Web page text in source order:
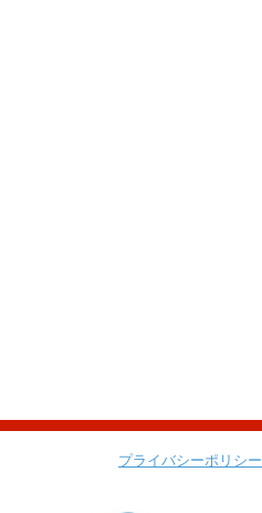
プライバシーポリシー